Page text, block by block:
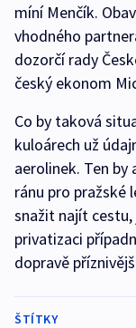
míní Menčík.
vhodného
dozorčí rady
český ekonom
Co by taková
kuloárech už
aerolinek. Ten by
ránu pro pražské
snažit najít cestu,
privatizaci
dopravě
ŠTÍTKY